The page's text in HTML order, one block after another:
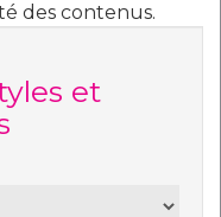
des contenus.
et